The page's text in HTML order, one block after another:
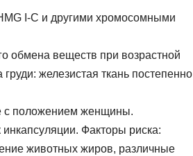
I-C и другими хромосомными
обмена веществ при возрастной
железистая ткань постепенно
с положением женщины.
Факторы риска:
животных жиров, различные